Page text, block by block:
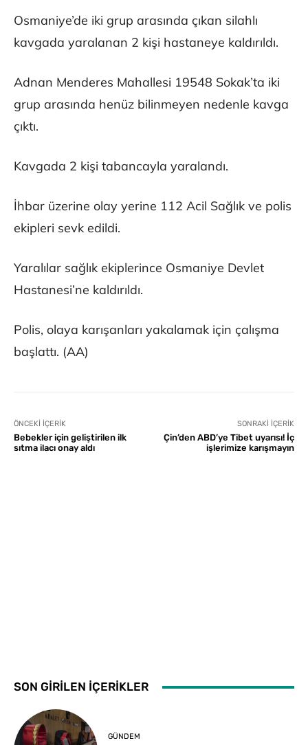
Osmaniye’de iki grup arasında çıkan silahlı
kavgada yaralanan 2 kişi hastaneye kaldırıldı.
Adnan Menderes Mahallesi 19548 Sokak’ta iki
grup arasında henüz bilinmeyen nedenle kavga
çıktı.
Kavgada 2 kişi tabancayla yaralandı.
İhbar üzerine olay yerine 112 Acil Sağlık ve polis
ekipleri sevk edildi.
Yaralılar sağlık ekiplerince Osmaniye Devlet
Hastanesi’ne kaldırıldı.
Polis, olaya karışanları yakalamak için çalışma
başlattı. (AA)
ÖNCEKI İÇERIK
Bebekler için geliştirilen ilk
sıtma ilacı onay aldı
SONRAKI İÇERIK
Çin’den ABD’ye Tibet uyarısı! İç
işlerimize karışmayın
SON GİRİLEN İÇERİKLER
GÜNDEM